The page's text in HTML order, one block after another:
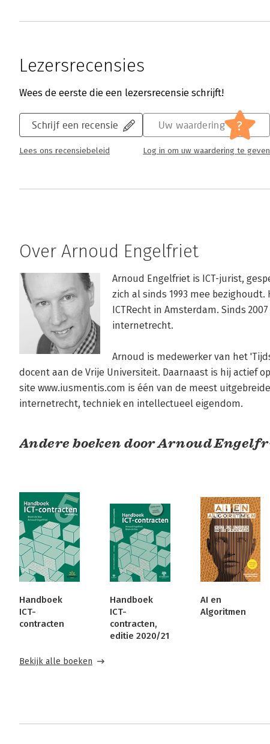
Lezersrecensies
Wees de eerste die een lezersrecensie schrijft!
Schrijf een recensie
Lees ons recensiebeleid
Uw waardering ?
Log in om uw waardering te geven
Over Arnoud Engelfriet
Arnoud Engelfriet is ICT-jurist,
zich al sinds 1993 mee
ICTRecht in Amsterdam. Sinds
internetrecht.
Arnoud is medewerker van het
docent aan de Vrije Universiteit. Daarnaast is hij actief
site www.iusmentis.com is één van de meest
internetrecht, techniek en intellectueel eigendom.
Andere boeken door Arnoud
Handboek
ICT-
contracten
Handboek
ICT-
contracten,
editie 2020/21
AI en
Algoritmen
Bekijk alle boeken